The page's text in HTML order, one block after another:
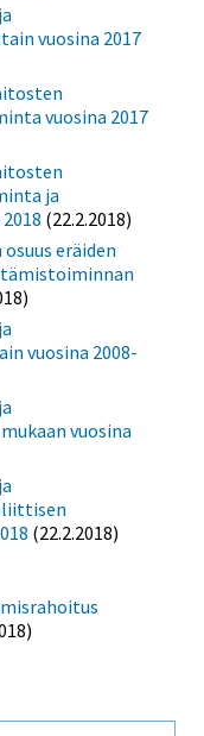
vuosina 2017
vuosina 2017
ja
(22.2.2018)
eräiden
vuosina 2008-
vuosina
(22.2.2018)